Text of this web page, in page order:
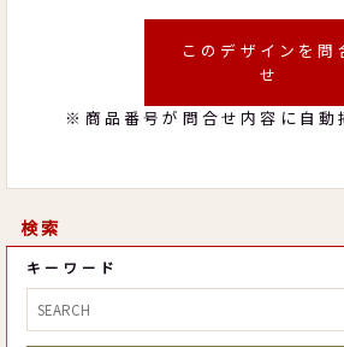
このデザインを問
せ
※商品番号が問合せ内容に自動
検索
キーワード